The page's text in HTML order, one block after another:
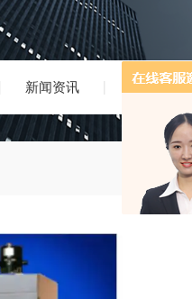
新闻资讯 技术文章